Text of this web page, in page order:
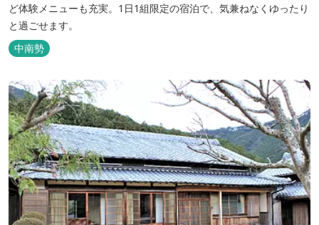
ど体験メニューも充実。1日1組限定の宿泊で、気兼ねなくゆったり
と過ごせます。
中南勢